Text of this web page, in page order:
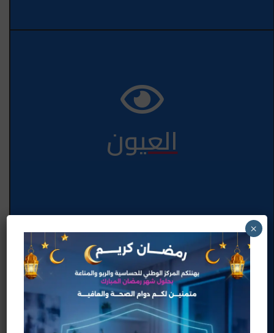
العيون
الصدر
×